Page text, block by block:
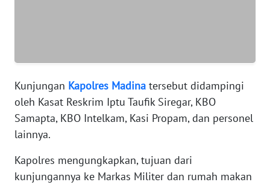
Kunjungan Kapolres Madina tersebut didampingi
oleh Kasat Reskrim Iptu Taufik Siregar, KBO
Samapta, KBO Intelkam, Kasi Propam, dan personel
lainnya.
Kapolres mengungkapkan, tujuan dari
kunjungannya ke Markas Militer dan rumah makan
PAPUA
WN
PAPUA
BARAT
RIAU